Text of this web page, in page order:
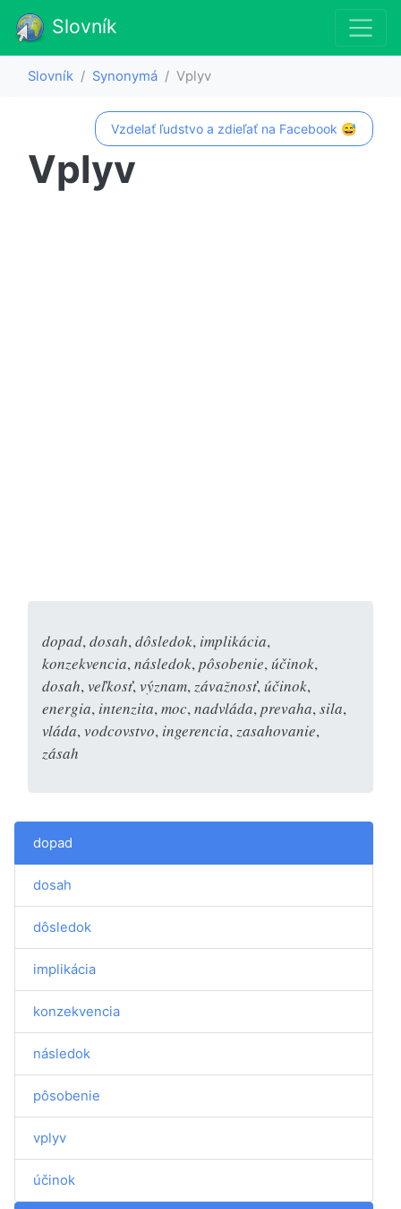
Slovník
Slovník Synonymá Vplyv
Vzdelať ľudstvo a zdieľať na Facebook 😅
Vplyv
dopad, dosah, dôsledok, implikácia,
konzekvencia, následok, pôsobenie, účinok,
dosah, veľkosť, význam, závažnosť, účinok,
energia, intenzita, moc, nadvláda, prevaha, sila,
vláda, vodcovstvo, ingerencia, zasahovanie,
zásah
dopad
dosah
dôsledok
implikácia
konzekvencia
následok
pôsobenie
vplyv
účinok